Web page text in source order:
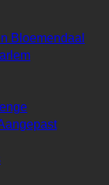
Bloemendaal